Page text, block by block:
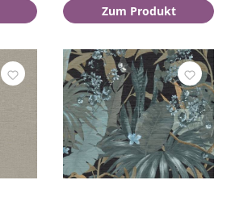
Zum Produkt